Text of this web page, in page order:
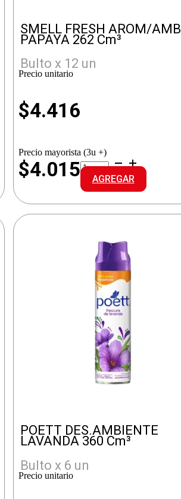
SMELL FRESH AROM/AMB
PAPAYA 262 Cm³
Bulto x 12 un
Precio unitario
$4.416
Precio mayorista (3u +)
$4.015SMELL
FRESH
AROM/AMB
PAPAYA
cantidad
AGREGAR
POETT DES.AMBIENTE
LAVANDA 360 Cm³
Bulto x 6 un
Precio unitario